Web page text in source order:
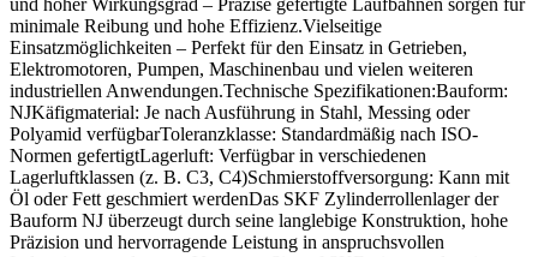
und hoher Wirkungsgrad – Präzise gefertigte Laufbahnen sorgen für
minimale Reibung und hohe Effizienz.Vielseitige
Einsatzmöglichkeiten – Perfekt für den Einsatz in Getrieben,
Elektromotoren, Pumpen, Maschinenbau und vielen weiteren
industriellen Anwendungen.Technische Spezifikationen:Bauform:
NJKäfigmaterial: Je nach Ausführung in Stahl, Messing oder
Polyamid verfügbarToleranzklasse: Standardmäßig nach ISO-
Normen gefertigtLagerluft: Verfügbar in verschiedenen
Lagerluftklassen (z. B. C3, C4)Schmierstoffversorgung: Kann mit
Öl oder Fett geschmiert werdenDas SKF Zylinderrollenlager der
Bauform NJ überzeugt durch seine langlebige Konstruktion, hohe
Präzision und hervorragende Leistung in anspruchsvollen